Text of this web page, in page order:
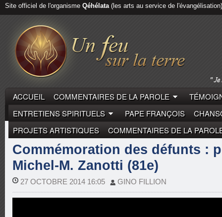
Site officiel de l'organisme Qéhélata(les arts au service de l'évangélisation)
ACCUEIL COMMENTAIRES DE LA PAROLE
ENTRETIENS SPIRITUELS
PAPE FRANÇOIS
PROJETS ARTISTIQUES
COMMENTAIRES DE LA
COMMENTAIRES DE LA PAROLE MICHEL-MARIE
Commémoration des défunts :
Michel-M. Zanotti (81e)
27 OCTOBRE 2014 16:05 GINO FILLION